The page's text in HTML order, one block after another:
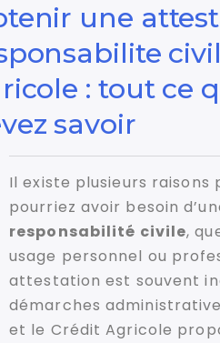
une
: tout ce
savoir
Il existe plusieurs raisons
pourriez avoir besoin
responsabilité civile,
usage personnel ou
attestation est souvent
démarches
et le Crédit Agricole